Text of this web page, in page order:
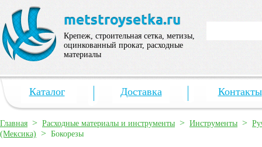
Крепеж, строительная сетка, метизы,
оцинкованный прокат, расходные
материалы
Каталог Доставка Контакты
Главная > Расходные материалы и инструменты > Инструменты >
(Мексика) > Бокорезы